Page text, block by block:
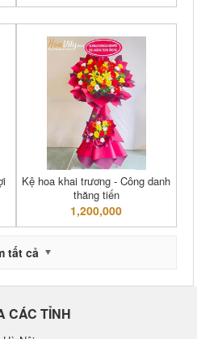
Kệ hoa khai trương - Công danh
thăng tiến
1,200,000
tất cả
CÁC TỈNH